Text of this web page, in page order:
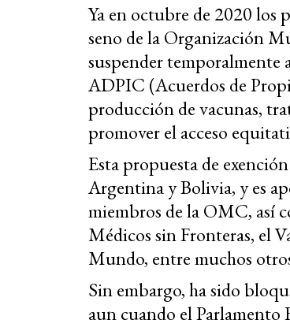
Ya en octubre de 2020 los
seno de la Organización
suspender temporalmente
ADPIC (Acuerdos de
producción de vacunas,
promover el acceso
Esta propuesta de
Argentina y Bolivia, y es
miembros de la OMC, así
Médicos sin Fronteras, el
Mundo, entre muchos
Sin embargo, ha sido
aun cuando el Parlamento